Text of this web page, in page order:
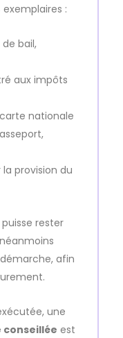
:
bail,
aux impôts
nationale
provision du
rester
afin
une
est